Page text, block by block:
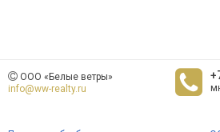
ООО «Белые ветры»
info@ww-realty.ru